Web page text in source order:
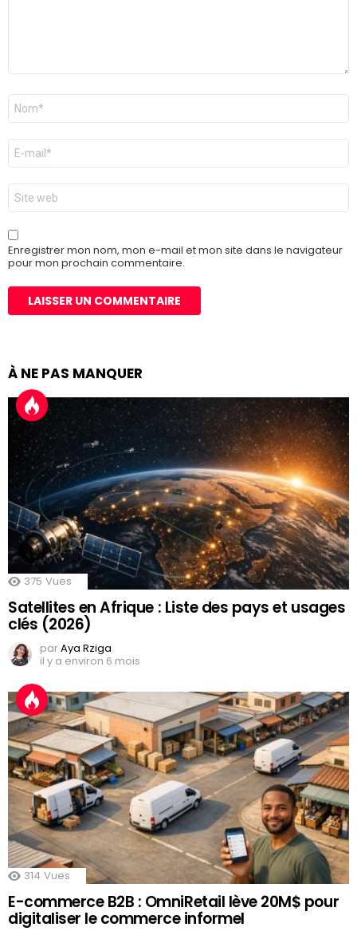
Nom
E-
mail
*
Site
web
Enregistrer mon nom, mon e-mail et mon site dans le navigateur
pour mon prochain commentaire.
À NE PAS MANQUER
375 Vues
Satellites en Afrique : Liste des pays et usages
clés (2026)
parAya Rziga
il y a environ 6 mois
314 Vues
E-commerce B2B : OmniRetail lève 20M$ pour
digitaliser le commerce informel